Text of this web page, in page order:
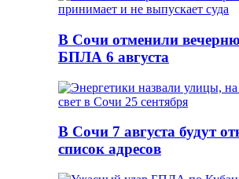
В Сочи отменили
БПЛА 6 августа
В Сочи 7 августа будут
список адресов